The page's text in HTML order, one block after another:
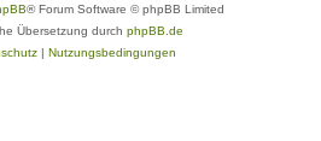
® Forum Software © phpBB Limited
Übersetzung durch phpBB.de
| Nutzungsbedingungen